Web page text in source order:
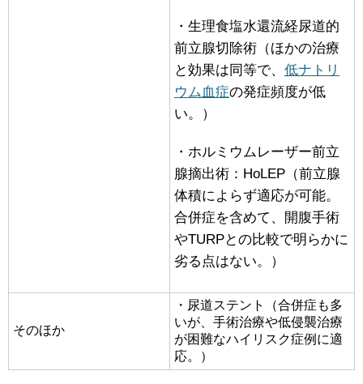
・生理食塩水還流経尿道的
前立腺切除術（ほかの治療
と効果は同等で、 低ナトリ
ウム血症の発症頻度が低
い。）
・ホルミウムレーザー前立
腺摘出術：HoLEP（前立腺
体積によらず適応が可能。
合併症を含めて、開腹手術
やTURPとの比較で明らかに
劣る点はない。）
そのほか
・尿道ステント（合併症も多
いが、手術治療や低侵襲治療
が困難なハイリスク症例に適
応。）